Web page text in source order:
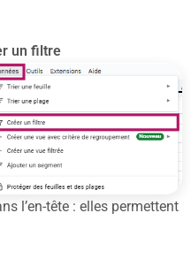
un filtre
l’en-tête : elles permettent